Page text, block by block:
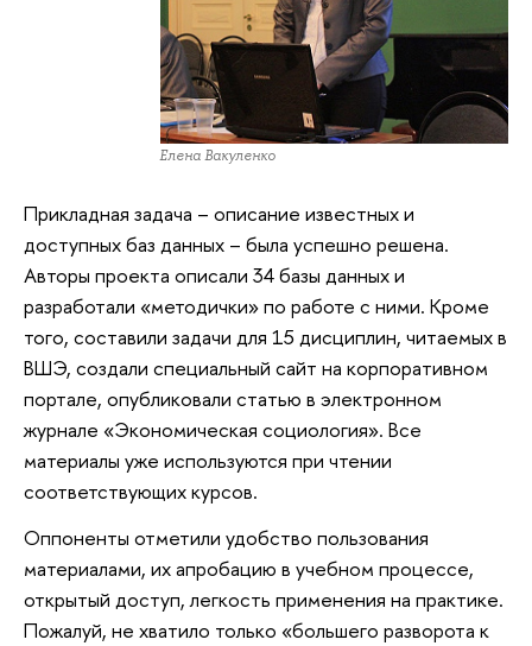
Елена Вакуленко
Прикладная задача – описание известных и
доступных баз данных – была успешно решена.
Авторы проекта описали 34 базы данных и
разработали «методички» по работе с ними. Кроме
того, составили задачи для 15 дисциплин, читаемых в
ВШЭ, создали специальный сайт на корпоративном
портале, опубликовали статью в электронном
журнале «Экономическая социология». Все
материалы уже используются при чтении
соответствующих курсов.
Оппоненты отметили удобство пользования
материалами, их апробацию в учебном процессе,
открытый доступ, легкость применения на практике.
Пожалуй, не хватило только «большего разворота к